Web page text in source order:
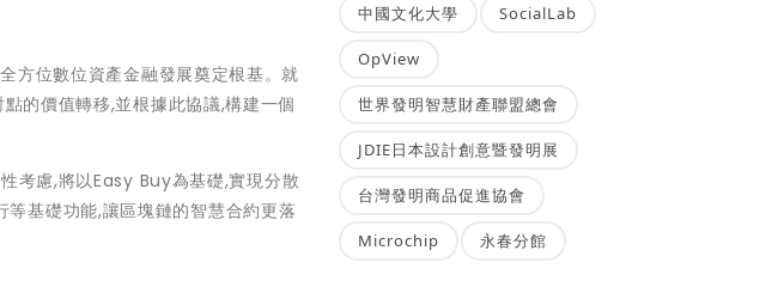
方位數位資產金融發展奠定根基。就
的價值轉移,並根據此協議,構建一個
考慮,將以Easy Buy為基礎,實現分散
基礎功能,讓區塊鏈的智慧合約更落
中國文化大學 SocialLab
OpView
世界發明智慧財產聯盟總會
JDIE日本設計創意暨發明展
台灣發明商品促進協會
Microchip 永春分館